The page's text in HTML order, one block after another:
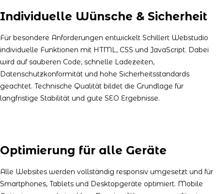
Individuelle Wünsche & Sicherheit
Für besondere Anforderungen entwickelt Schillert Webstudio
individuelle Funktionen mit HTML, CSS und JavaScript. Dabei
wird auf sauberen Code, schnelle Ladezeiten,
Datenschutzkonformität und hohe Sicherheitsstandards
geachtet. Technische Qualität bildet die Grundlage für
langfristige Stabilität und gute SEO Ergebnisse.
Optimierung für alle Geräte
Alle Websites werden vollständig responsiv umgesetzt und für
Smartphones, Tablets und Desktopgeräte optimiert. Mobile